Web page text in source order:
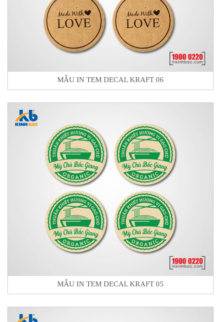
MẪU IN TEM DECAL KRAFT 06
MẪU IN TEM DECAL KRAFT 05